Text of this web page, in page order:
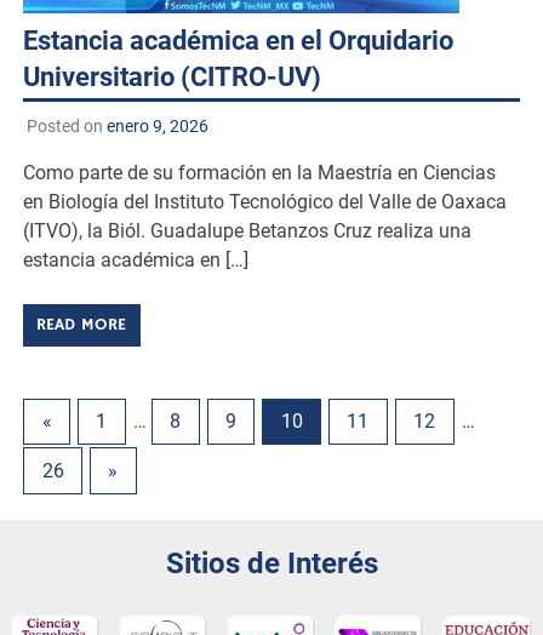
Estancia académica en el Orquidario
Universitario (CITRO-UV)
Posted on enero 9, 2026
Como parte de su formación en la Maestría en Ciencias
en Biología del Instituto Tecnológico del Valle de Oaxaca
(ITVO), la Biól. Guadalupe Betanzos Cruz realiza una
estancia académica en […]
READ MORE
« 1 … 8 9 10 11 12 …
26 »
Sitios de Interés